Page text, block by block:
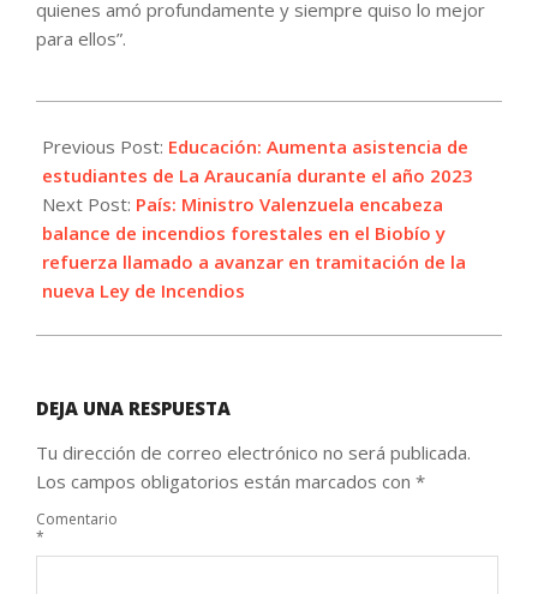
quienes amó profundamente y siempre quiso lo mejor
para ellos”.
02-
09
Previous Post: Educación: Aumenta asistencia de
estudiantes de La Araucanía durante el año 2023
Next Post: País: Ministro Valenzuela encabeza
balance de incendios forestales en el Biobío y
refuerza llamado a avanzar en tramitación de la
nueva Ley de Incendios
DEJA UNA RESPUESTA
Tu dirección de correo electrónico no será publicada.
Los campos obligatorios están marcados con *
Comentario
*